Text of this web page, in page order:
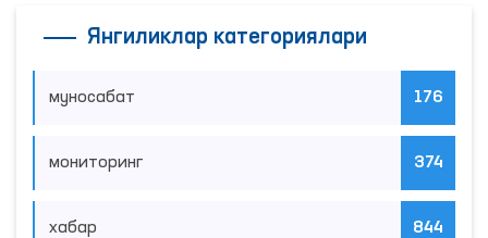
Янгиликлар категориялари
муносабат 176
мониторинг 374
хабар 844